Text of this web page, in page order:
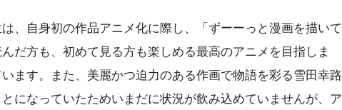
、自身初の作品アニメ化に際し、「ずーーっと漫画を描いて
だ方も、初めて見る方も楽しめる最高のアニメを目指しま
ます。また、美麗かつ迫力のある作画で物語を彩る雪田幸路
になっていたためいまだに状況が飲み込めていませんが、ア